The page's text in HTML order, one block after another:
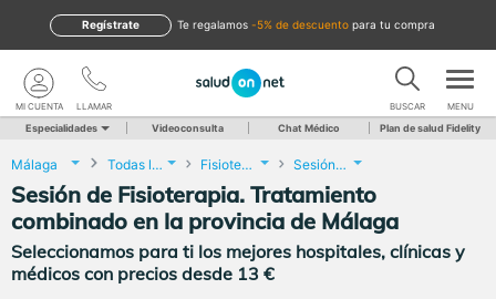
te regalamos -5% de descuento para tu compra
Regístrate
LLAMAR
MI CUENTA BUSCAR MENU
Especialidades Videoconsulta Chat Médico Plan de salud Fidelity
Málaga Todas las localidades Fisioterapia Sesión de Fisioterapia. Tratamiento combinado
Sesión de Fisioterapia. Tratamiento
combinado en la provincia de Málaga
Seleccionamos para ti los mejores hospitales, clínicas y
médicos con precios desde 13 €